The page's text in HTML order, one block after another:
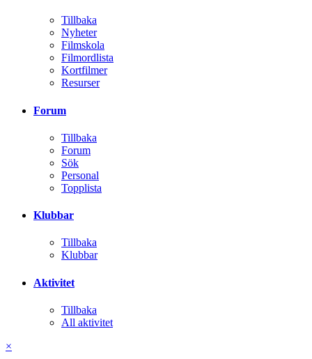
Tillbaka
Nyheter
Filmskola
Filmordlista
Kortfilmer
Resurser
Forum
Tillbaka
Forum
Sök
Personal
Topplista
Klubbar
Tillbaka
Klubbar
Aktivitet
Tillbaka
All aktivitet
×